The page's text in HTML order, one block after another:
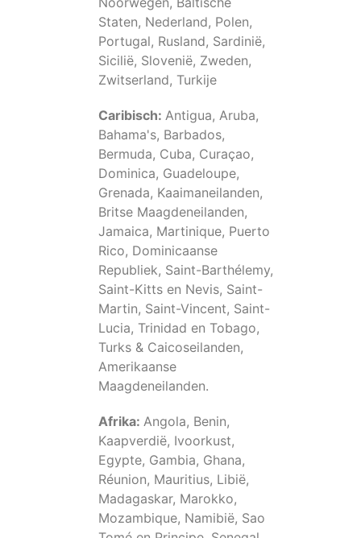
Staten, Nederland, Polen,
Portugal, Rusland, Sardinië,
Sicilië, Slovenië, Zweden,
Zwitserland, Turkije
Caribisch: Antigua, Aruba,
Bahama's, Barbados,
Bermuda, Cuba, Curaçao,
Dominica, Guadeloupe,
Grenada, Kaaimaneilanden,
Britse Maagdeneilanden,
Jamaica, Martinique, Puerto
Rico, Dominicaanse
Republiek, Saint-Barthélemy,
Saint-Kitts en Nevis, Saint-
Martin, Saint-Vincent, Saint-
Lucia, Trinidad en Tobago,
Turks & Caicoseilanden,
Amerikaanse
Maagdeneilanden.
Afrika: Angola, Benin,
Kaapverdië, Ivoorkust,
Egypte, Gambia, Ghana,
Réunion, Mauritius, Libië,
Madagaskar, Marokko,
Mozambique, Namibië, Sao